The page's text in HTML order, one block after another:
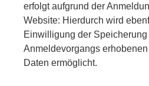
erfolgt aufgrund der
Website: Hierdurch wird
Einwilligung der
Anmeldevorgangs
Daten ermöglicht.